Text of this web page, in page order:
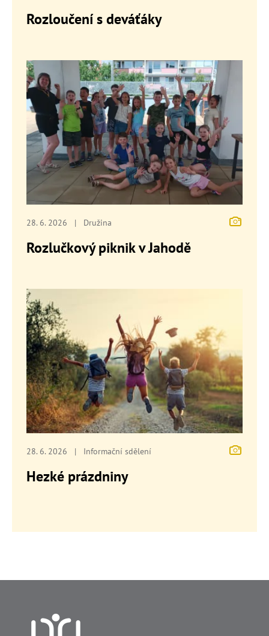
Rozloučení s deváťáky
28. 6. 2026 | Družina
Rozlučkový piknik v Jahodě
28. 6. 2026 | Informační sdělení
Hezké prázdniny